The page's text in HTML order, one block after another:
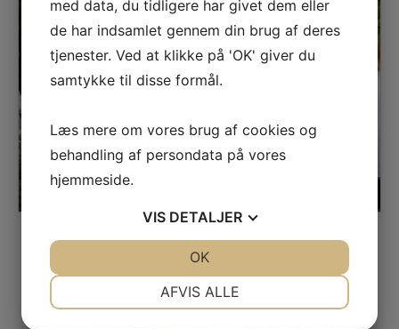
med data, du tidligere har givet dem eller
de har indsamlet gennem din brug af deres
tjenester. Ved at klikke på 'OK' giver du
samtykke til disse formål.
Læs mere om vores brug af cookies og
behandling af persondata på vores
hjemmeside.
VIS DETALJER
AFVIS ALLE
OK